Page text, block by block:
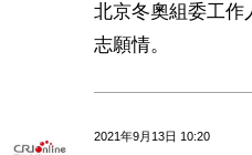
北京冬奧組委工作
志願情。
2021年9月13日 10:20